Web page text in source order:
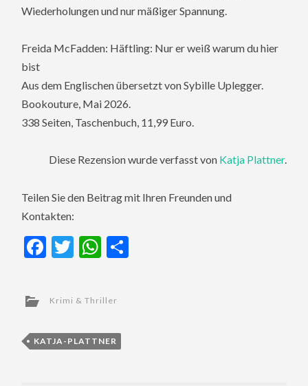
Wiederholungen und nur mäßiger Spannung.
Freida McFadden: Häftling: Nur er weiß warum du hier
bist
Aus dem Englischen übersetzt von Sybille Uplegger.
Bookouture, Mai 2026.
338 Seiten, Taschenbuch, 11,99 Euro.
Diese Rezension wurde verfasst von Katja Plattner.
Teilen Sie den Beitrag mit Ihren Freunden und
Kontakten:
Facebook
TwitterWhatsApp
Krimi & Thriller
KATJA-PLATTNER